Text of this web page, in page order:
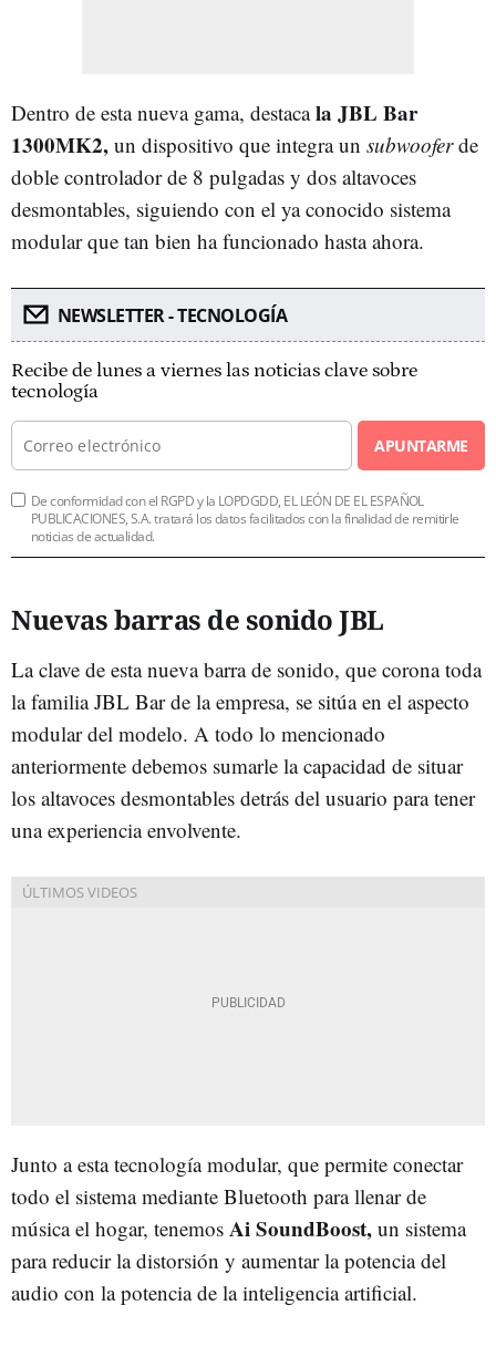
Dentro de esta nueva gama, destacala JBL Bar
1300MK2, un dispositivo que integra un subwooferde
doble controlador de 8 pulgadas y dos altavoces
desmontables, siguiendo con el ya conocido sistema
modular que tan bien ha funcionado hasta ahora.
NEWSLETTER - TECNOLOGÍA
Recibe de lunes a viernes las noticias clave sobre
tecnología
APUNTARME
De conformidad con el RGPD y la LOPDGDD, EL LEÓN DE EL ESPAÑOL
PUBLICACIONES, S.A. tratará los datos facilitados con la finalidad de remitirle
noticias de actualidad.
Nuevas barras de sonido JBL
La clave de esta nueva barra de sonido, que corona toda
la familia JBL Bar de la empresa, se sitúa en el aspecto
modular del modelo. A todo lo mencionado
anteriormente debemos sumarle la capacidad de situar
los altavoces desmontables detrás del usuario para tener
una experiencia envolvente.
Junto a esta tecnología modular, que permite conectar
todo el sistema mediante Bluetooth para llenar de
música el hogar, tenemos Ai SoundBoost, un sistema
para reducir la distorsión y aumentar la potencia del
audio con la potencia de la inteligencia artificial.